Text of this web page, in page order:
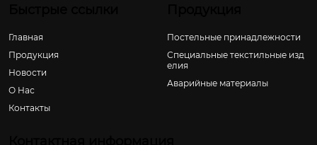
Главная
Продукция
Новости
О Hас
Контакты
Постельные принадлежности
Специальные текстильные изд
елия
Аварийные материалы